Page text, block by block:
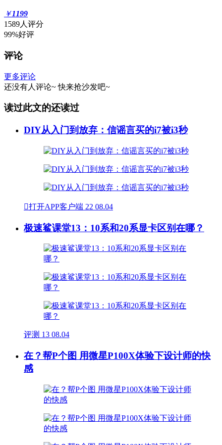
￥1199
1589人评分
99%好评
评论
更多评论
还没有人评论~ 快来抢沙发吧~
读过此文的还读过
DIY从入门到放弃：信谣言买的i7被i3秒
打开APP客户端 22 08.04
极速鲨课堂13：10系和20系显卡区别在哪？
评测 13 08.04
在？帮P个图 用微星P100X体验下设计师的快
感